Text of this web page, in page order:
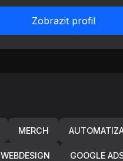
Zobrazit profil
MERCH
WEBDESIGN GOOGLE